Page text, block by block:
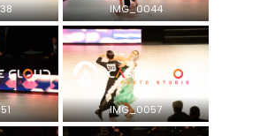
IMG_0044
IMG_0057